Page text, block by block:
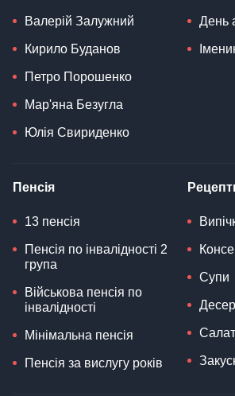
Валерій Залужний
Кирило Буданов
Петро Порошенко
Мар'яна Безугла
Юлія Свириденко
День
Пенсія
13 пенсія
Пенсія по інвалідності 2
група
Військова пенсія по
інвалідності
Мінімальна пенсія
Пенсія за вислугу років
Супи